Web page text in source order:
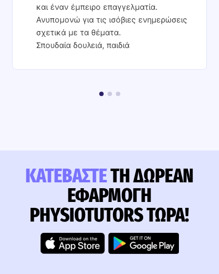
και έναν έμπειρο επαγγελματία.
Ανυπομονώ για τις ισόβιες ενημερώσεις
σχετικά με τα θέματα.
Σπουδαία δουλειά, παιδιά
ΚΑΤΕΒΆΣΤΕΤΗ ΔΩΡΕΆΝ
ΕΦΑΡΜΟΓΉ
PHYSIOTUTORS ΤΏΡΑ!